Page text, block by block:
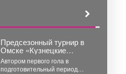
Предсезонный турнир в
Омске «Кузнецкие
медведи» начали с
победы!
Автором первого гола в
подготовительный период